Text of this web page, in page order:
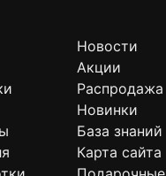
Новости
Акции
Распродажа
Новинки
База знаний
Карта сайта